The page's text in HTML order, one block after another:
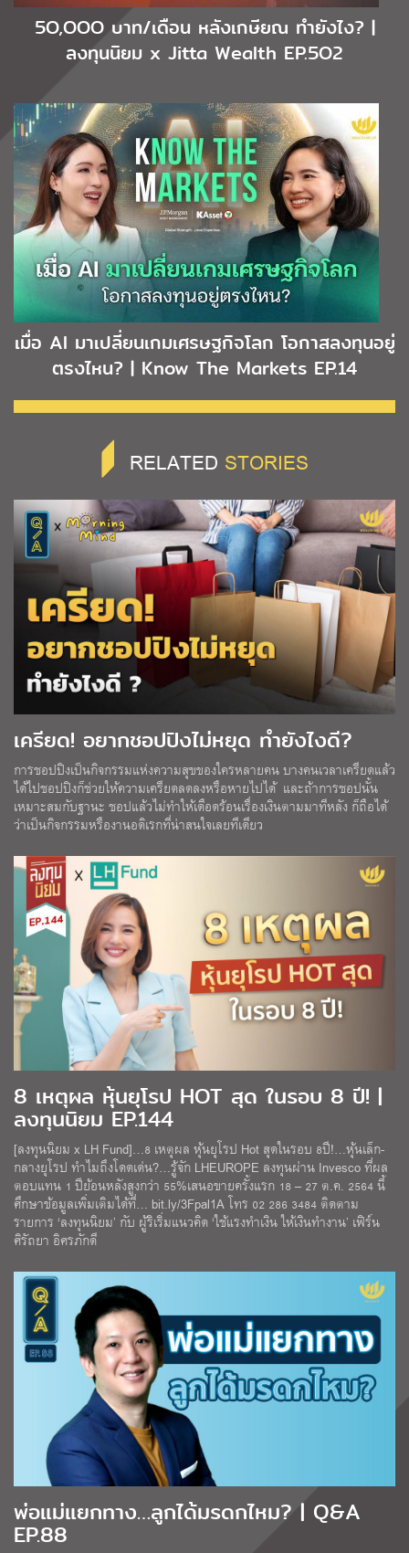
5O,OOO บาท/เดือน หลังเกษียณ ทำยังไง? |
ลงทุนนิยม x Jitta Wealth EP.5O2
เมื่อ AI มาเปลี่ยนเกมเศรษฐกิจโลก โอกาสลงทุนอยู่
ตรงไหน? | Know The Markets EP.14
RELATED STORIES
เครียด! อยากชอปปิงไม่หยุด ทำยังไงดี?
การชอปปิงเป็นกิจกรรมแห่งความสุขของใครหลายคน บางคนเวลาเครียดแล้ว
ได้ไปชอปปิงก็ช่วยให้ความเครียดลดลงหรือหายไปได้ และถ้าการชอปนั้น
เหมาะสมกับฐานะ ชอปแล้วไม่ทำให้เดือดร้อนเรื่องเงินตามมาทีหลัง ก็ถือได้
ว่าเป็นกิจกรรมหรืองานอดิเรกที่น่าสนใจเลยทีเดียว
8 เหตุผล หุ้นยุโรป HOT สุด ในรอบ 8 ปี! |
ลงทุนนิยม EP.144
[ลงทุนนิยม x LH Fund]…8 เหตุผล หุ้นยุโรป Hot สุดในรอบ 8ปี!…หุ้นเล็ก-
กลางยุโรป ทำไมถึงโดดเด่น?…รู้จัก LHEUROPE ลงทุนผ่าน Invesco ที่ผล
ตอบแทน 1 ปีย้อนหลังสูงกว่า 55%เสนอขายครั้งแรก 18 – 27 ต.ค. 2564 นี้
ศึกษาข้อมูลเพิ่มเติมได้ที่… bit.ly/3Fpal1A โทร 02 286 3484 ติดตาม
รายการ ‘ลงทุนนิยม’ กับ ผู้ริเริ่มแนวคิด ‘ใช้แรงทำเงิน ให้เงินทำงาน’ เฟิร์น
ศิรัถยา อิศรภักดี
พ่อแม่แยกทาง…ลูกได้มรดกไหม? | Q&A
EP.88